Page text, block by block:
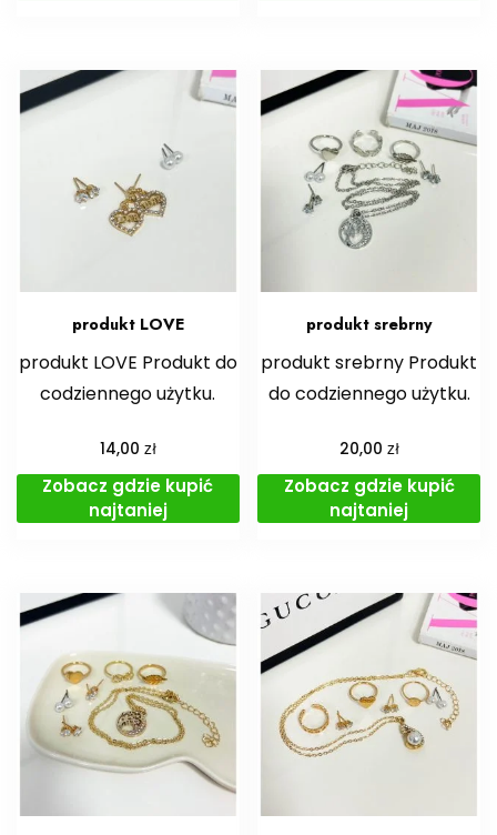
produkt LOVE
produkt LOVE Produkt do
codziennego użytku.
14,00 zł
Zobacz gdzie kupić
najtaniej
produkt srebrny
produkt srebrny Produkt
do codziennego użytku.
20,00 zł
Zobacz gdzie kupić
najtaniej